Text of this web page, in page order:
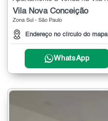
Vila Nova Conceição
Zona Sul - São Paulo
Endereço no círculo do mapa
WhatsApp